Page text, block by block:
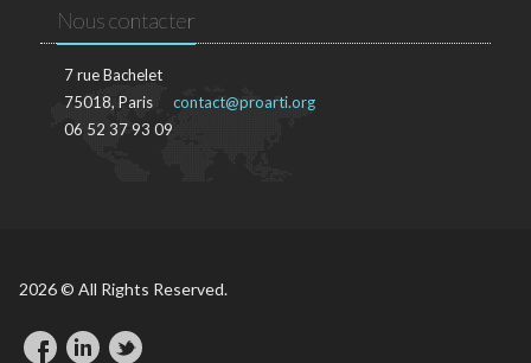
Nous contacter
7 rue Bachelet
75018, Paris
06 52 37 93 09
contact@proarti.org
2026 © All Rights Reserved.